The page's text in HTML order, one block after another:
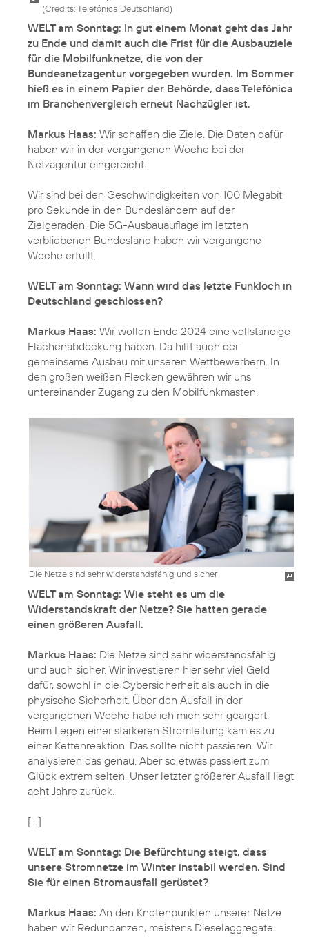
(Credits: Telefónica Deutschland)
WELT am Sonntag: In gut einem Monat geht das Jahr
zu Ende und damit auch die Frist für die Ausbauziele
für die Mobilfunknetze, die von der
Bundesnetzagentur vorgegeben wurden. Im Sommer
hieß es in einem Papier der Behörde, dass Telefónica
im Branchenvergleich erneut Nachzügler ist.
Markus Haas: Wir schaffen die Ziele. Die Daten dafür
haben wir in der vergangenen Woche bei der
Netzagentur eingereicht.
Wir sind bei den Geschwindigkeiten von 100 Megabit
pro Sekunde in den Bundesländern auf der
Zielgeraden. Die 5G-Ausbauauflage im letzten
verbliebenen Bundesland haben wir vergangene
Woche erfüllt.
WELT am Sonntag: Wann wird das letzte Funkloch in
Deutschland geschlossen?
Markus Haas: Wir wollen Ende 2024 eine vollständige
Flächenabdeckung haben. Da hilft auch der
gemeinsame Ausbau mit unseren Wettbewerbern. In
den großen weißen Flecken gewähren wir uns
Die Netze sind sehr widerstandsfähig und sicher
WELT am Sonntag: Wie steht es um die
Widerstandskraft der Netze? Sie hatten gerade
einen größeren Ausfall.
Markus Haas: Die Netze sind sehr widerstandsfähig
und auch sicher. Wir investieren hier sehr viel Geld
dafür, sowohl in die Cybersicherheit als auch in die
physische Sicherheit. Über den Ausfall in der
vergangenen Woche habe ich mich sehr geärgert.
Beim Legen einer stärkeren Stromleitung kam es zu
einer Kettenreaktion. Das sollte nicht passieren. Wir
analysieren das genau. Aber so etwas passiert zum
Glück extrem selten. Unser letzter größerer Ausfall liegt
acht Jahre zurück.
[...]
WELT am Sonntag: Die Befürchtung steigt, dass
unsere Stromnetze im Winter instabil werden. Sind
Sie für einen Stromausfall gerüstet?
Markus Haas: An den Knotenpunkten unserer Netze
haben wir Redundanzen, meistens Dieselaggregate.